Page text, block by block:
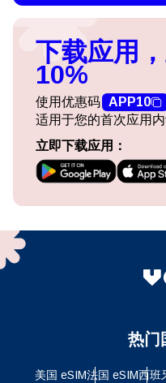
下载应用
10%
使用优惠码 APP10
适用于您的首次应用内
立即下载应用：
热门
美国 eSIM法国 eSIM西班